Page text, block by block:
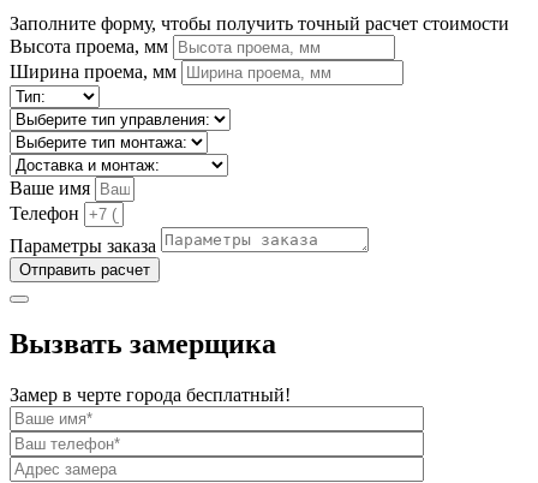
Заполните форму, чтобы получить точный расчет стоимости
Высота проема, мм
Ширина проема, мм
Ваше имя
Телефон
Параметры заказа
Отправить расчет
Вызвать замерщика
Замер в черте города бесплатный!